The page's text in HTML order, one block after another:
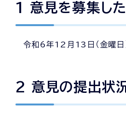
1 意見を募集し
令和6年12月13日（金曜日
2 意見の提出状